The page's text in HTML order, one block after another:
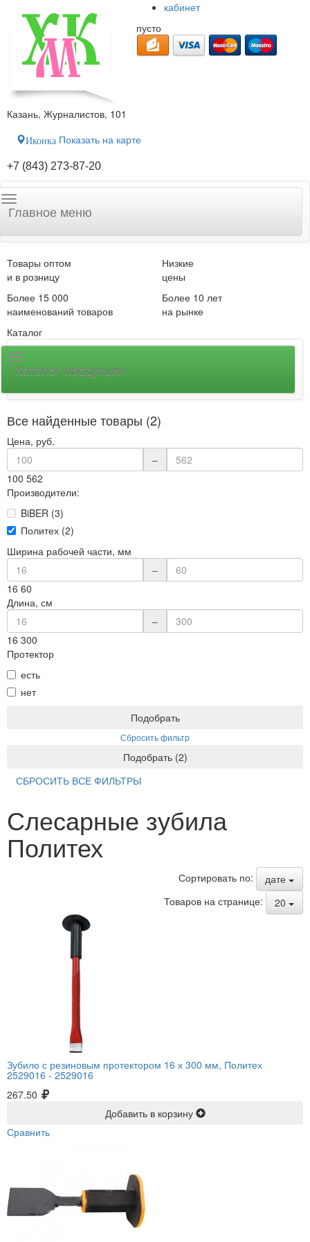
кабинет
пусто
Казань, Журналистов, 101
Иконка Показать на карте
+7 (843) 273-87-20
Главное меню
Товары оптом
и в розницу
Низкие
цены
Более 15 000
наименований товаров
Более 10 лет
на рынке
Каталог
Каталог продукции
Все найденные товары (2)
Цена, руб.
–
100 562
Производители:
BiBER (3)
Политех (2)
Ширина рабочей части, мм
–
16 60
Длина, см
–
16 300
Протектор
есть
нет
Подобрать
Сбросить фильтр
Подобрать (2)
СБРОСИТЬ ВСЕ ФИЛЬТРЫ
Слесарные зубила
Политех
Сортировать по:
дате
Товаров на странице:
20
Зубило с резиновым протектором 16 х 300 мм, Политех
2529016 - 2529016
267.50
Добавить в корзину
Сравнить